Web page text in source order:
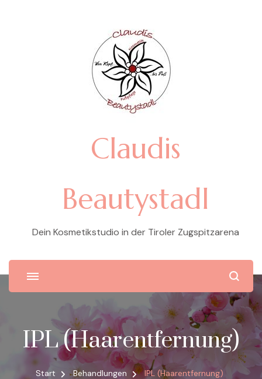
Claudis
Beautystadl
Dein Kosmetikstudio in der Tiroler Zugspitzarena
IPL (Haarentfernung)
Start Behandlungen IPL (Haarentfernung)